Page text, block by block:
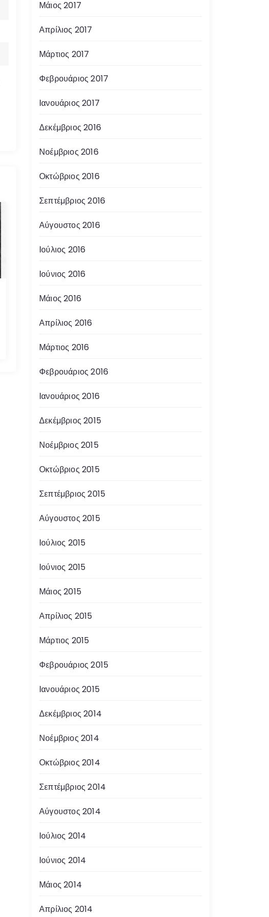
Μάιος 2017
Απρίλιος 2017
Μάρτιος 2017
Φεβρουάριος 2017
Ιανουάριος 2017
Δεκέμβριος 2016
Νοέμβριος 2016
Οκτώβριος 2016
Σεπτέμβριος 2016
Αύγουστος 2016
Ιούλιος 2016
Ιούνιος 2016
Μάιος 2016
Απρίλιος 2016
Μάρτιος 2016
Φεβρουάριος 2016
Ιανουάριος 2016
Δεκέμβριος 2015
Νοέμβριος 2015
Οκτώβριος 2015
Σεπτέμβριος 2015
Αύγουστος 2015
Ιούλιος 2015
Ιούνιος 2015
Μάιος 2015
Απρίλιος 2015
Μάρτιος 2015
Φεβρουάριος 2015
Ιανουάριος 2015
Δεκέμβριος 2014
Νοέμβριος 2014
Οκτώβριος 2014
Σεπτέμβριος 2014
Αύγουστος 2014
Ιούλιος 2014
Ιούνιος 2014
Μάιος 2014
Απρίλιος 2014